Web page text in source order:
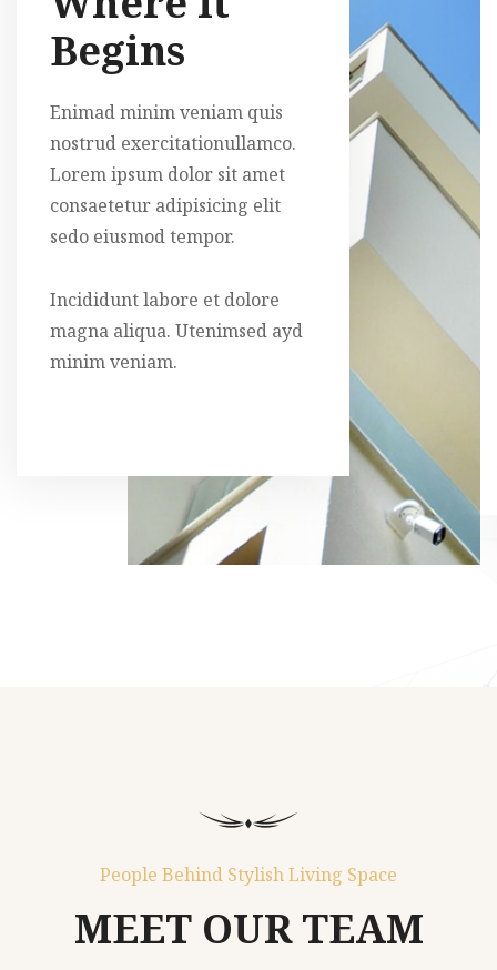
Begins
Enimad minim veniam quis
nostrud exercitationullamco.
Lorem ipsum dolor sit amet
consaetetur adipisicing elit
sedo eiusmod tempor.
Incididunt labore et dolore
magna aliqua. Utenimsed ayd
minim veniam.
People Behind Stylish Living Space
MEET OUR TEAM